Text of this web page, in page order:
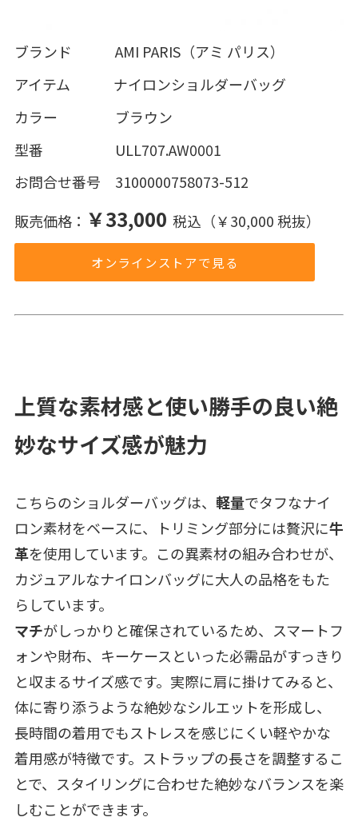
ブランド AMI PARIS（アミ パリス）
アイテム ナイロンショルダーバッグ
カラー ブラウン
型番 ULL707.AW0001
お問合せ番号 3100000758073-512
販売価格： ￥33,000 税込（￥30,000 税抜）
オンラインストアで見る
上質な素材感と使い勝手の良い絶
妙なサイズ感が魅力
こちらのショルダーバッグは、 軽量でタフなナイ
ロン素材をベースに、トリミング部分には贅沢に牛
革を使用しています。この異素材の組み合わせが、
カジュアルなナイロンバッグに大人の品格をもた
らしています。
マチがしっかりと確保されているため、スマートフ
ォンや財布、キーケースといった必需品がすっきり
と収まるサイズ感です。実際に肩に掛けてみると、
体に寄り添うような絶妙なシルエットを形成し、
長時間の着用でもストレスを感じにくい軽やかな
着用感が特徴です。ストラップの長さを調整するこ
とで、スタイリングに合わせた絶妙なバランスを楽
しむことができます。